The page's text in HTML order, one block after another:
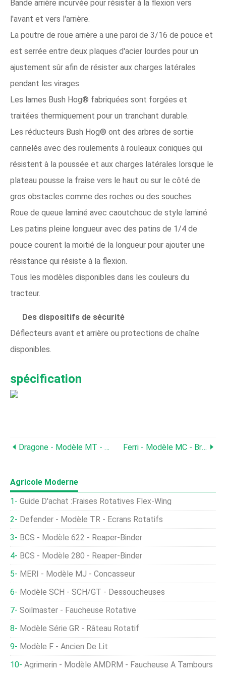
Bande arrière incurvée pour résister à la flexion vers
l'avant et vers l'arrière.
La poutre de roue arrière a une paroi de 3/16 de pouce et
est serrée entre deux plaques d'acier lourdes pour un
ajustement sûr afin de résister aux charges latérales
pendant les virages.
Les lames Bush Hog® fabriquées sont forgées et
traitées thermiquement pour un tranchant durable.
Les réducteurs Bush Hog® ont des arbres de sortie
cannelés avec des roulements à rouleaux coniques qui
résistent à la poussée et aux charges latérales lorsque le
plateau pousse la fraise vers le haut ou sur le côté de
gros obstacles comme des roches ou des souches.
Roue de queue laminé avec caoutchouc de style laminé
Les patins pleine longueur avec des patins de 1/4 de
pouce courent la moitié de la longueur pour ajouter une
résistance qui résiste à la flexion.
Tous les modèles disponibles dans les couleurs du
tracteur.
Des dispositifs de sécurité
Déflecteurs avant et arrière ou protections de chaîne
disponibles.
spécification
Dragone - Modèle MT - Broyeur Ferri - Modèle MC - Broyeurs Universels
Agricole Moderne
Guide D'achat :Fraises Rotatives Flex-Wing
Defender - Modèle TR - Écrans Rotatifs
BCS - Modèle 622 - Reaper-Binder
BCS - Modèle 280 - Reaper-Binder
MERI - Modèle MJ - Concasseur
Modèle SCH - SCH/GT - Dessoucheuses
Soilmaster - Faucheuse Rotative
Modèle Série GR - Râteau Rotatif
Modèle F - Ancien De Lit
Agrimerin - Modèle AMDRM - Faucheuse À Tambours